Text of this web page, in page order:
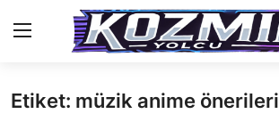
Etiket: müzik anime önerileri